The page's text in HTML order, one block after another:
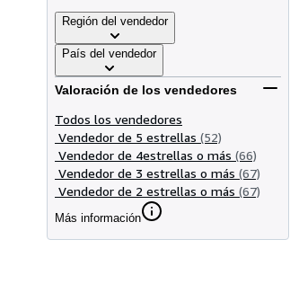
Región del vendedor
País del vendedor
Valoración de los vendedores
Todos los vendedores
Vendedor de 5 estrellas (52)
Vendedor de 4estrellas o más (66)
Vendedor de 3 estrellas o más (67)
Vendedor de 2 estrellas o más (67)
Más información